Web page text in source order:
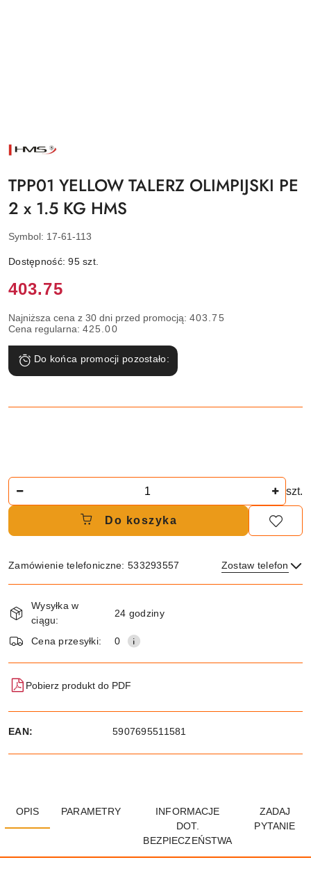
NAZWA
PRODUCENTA:
TPP01 YELLOW TALERZ OLIMPIJSKI PE
2 x 1.5 KG HMS
Symbol: 17-61-113
Dostępność:95szt.
Cena:
403.75
Najniższa cena z 30 dni przed promocją: 403.75
Cena regularna: 425.00
Do końca promocji pozostało:
szt.
Do koszyka
Zamówienie telefoniczne: 533293557 Zostaw telefon
i
dostawa
Wysyłka w
ciągu:
24 godziny
Cena przesyłki: 0
Pobierz produkt do PDF
EAN: 5907695511581
OPIS PARAMETRY
INFORMACJE
DOT.
BEZPIECZEŃSTWA
ZADAJ
PYTANIE